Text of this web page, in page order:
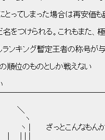
！仮にとってしまっ
だ名をつけられる。これも
バトルランキング暫
、一つ上の順位の
た戦いは
こんなもん